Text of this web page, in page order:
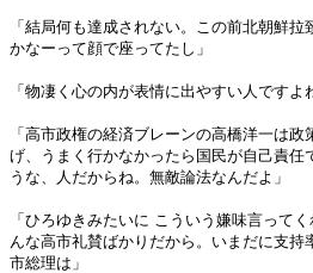
「結局何も達成されない。この前北朝鮮
かなーって顔で座ってたし」
「物凄く心の内が表情に出やすい人ですよ
「高市政権の経済ブレーンの高橋洋一は
げ、うまく行かなかったら国民が自己責任
うな、人だからね。無敵論法なんだよ」
「ひろゆきみたいに こういう嫌味言って
んな高市礼賛ばかりだから。いまだに支持
市総理は」